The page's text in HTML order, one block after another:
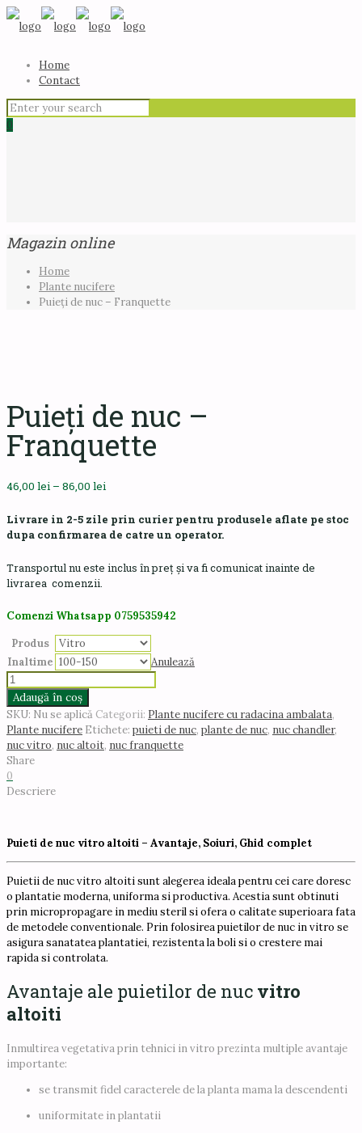
Home
Contact
0
Magazin online
Home
Plante nucifere
Puieți de nuc – Franquette
Puieți de nuc –
Franquette
46,00 lei – 86,00 lei
prețuri:
46,00 lei
la
Livrare in 2-5 zile prin curier pentru produsele aflate pe stoc
dupa confirmarea de catre un operator.
Transportul nu este inclus în preț și va fi comunicat inainte de
livrarea comenzii.
Comenzi Whatsapp 0759535942
Produs
Inaltime
Anulează
Cantitate
Puieți
de
nuc
-
Franquette
Adaugă în coș
SKU: Nu se aplică Categorii: Plante nucifere cu radacina ambalata,
Plante nucifere Etichete: puieti de nuc, plante de nuc, nuc chandler,
nuc vitro, nuc altoit, nuc franquette
Share
0
Descriere
Puieti de nuc vitro altoiti – Avantaje, Soiuri, Ghid complet
Puietii de nuc vitro altoiti sunt alegerea ideala pentru cei care doresc
o plantatie moderna, uniforma si productiva. Acestia sunt obtinuti
prin micropropagare in mediu steril si ofera o calitate superioara fata
de metodele conventionale. Prin folosirea puietilor de nuc in vitro se
asigura sanatatea plantatiei, rezistenta la boli si o crestere mai
rapida si controlata.
Avantaje ale puietilor de nuc vitro
altoiti
Inmultirea vegetativa prin tehnici in vitro prezinta multiple avantaje
importante:
se transmit fidel caracterele de la planta mama la descendenti
uniformitate in plantatii